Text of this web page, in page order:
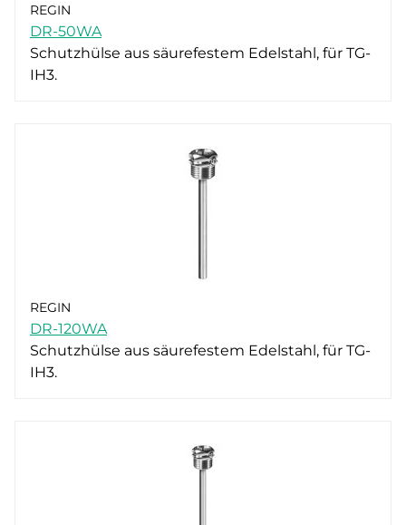
REGIN
DR-50WA
Schutzhülse aus säurefestem Edelstahl, für TG-
IH3.
REGIN
DR-120WA
Schutzhülse aus säurefestem Edelstahl, für TG-
IH3.